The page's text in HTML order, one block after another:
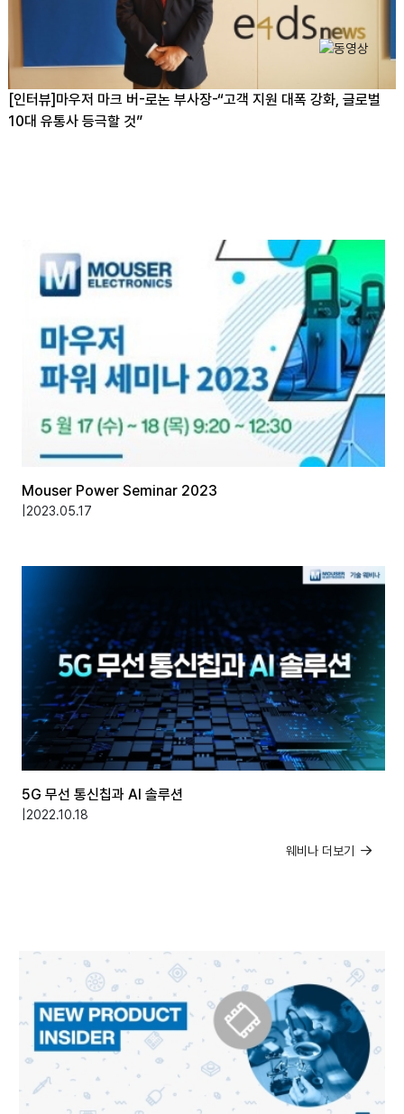
[인터뷰]마우저 마크 버-로논 부사장-“고객 지원 대폭 강화, 글로벌
10대 유통사 등극할 것”
Mouser Power Seminar 2023
2023.05.17
5G 무선 통신칩과 AI 솔루션
2022.10.18
웨비나 더보기